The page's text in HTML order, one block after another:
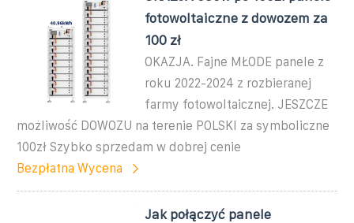
fotowoltaiczne z dowozem za
100 zł
OKAZJA. Fajne MŁODE panele z
roku 2022-2024 z rozbieranej
farmy fotowoltaicznej. JESZCZE
możliwość DOWOZU na terenie POLSKI za symboliczne
100zł Szybko sprzedam w dobrej cenie
Bezpłatna Wycena
Jak połączyć panele